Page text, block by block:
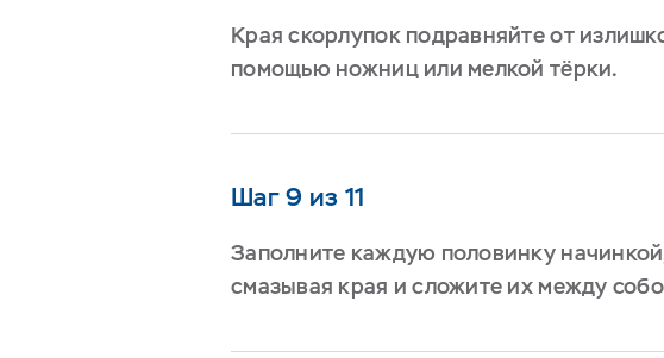
Края скорлупок подравняйте от
помощью ножниц или мелкой тёрки.
Шаг 9 из 11
Заполните каждую половинку
смазывая края и сложите их между